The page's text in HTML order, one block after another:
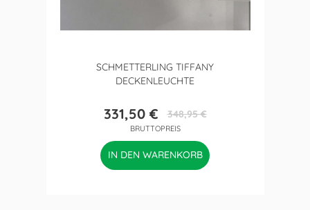
SCHMETTERLING TIFFANY
DECKENLEUCHTE
Preis
331,50 €Verkaufspreis
348,95 €
BRUTTOPREIS
IN DEN WARENKORB